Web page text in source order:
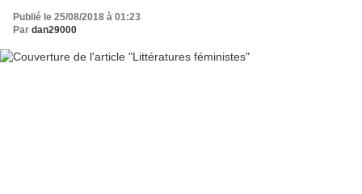
Publié le 25/08/2018 à 01:23
Par dan29000